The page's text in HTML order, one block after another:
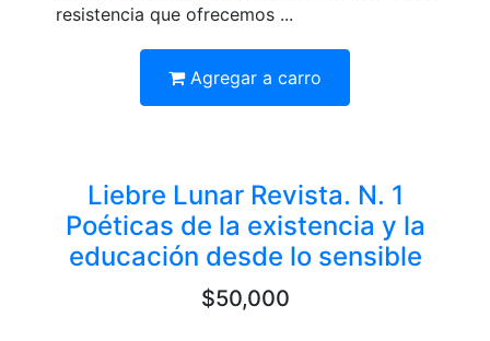
resistencia que ofrecemos ...
Agregar a carro
Liebre Lunar Revista. N. 1
Poéticas de la existencia y la
educación desde lo sensible
$50,000